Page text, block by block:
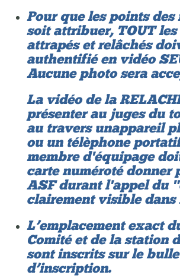
Pour que les points des
soit attribuer, TOUT
attrapés et relâchés
authentifié en vidéo
Aucune photo sera
La vidéo de la
présenter au juges du
au travers un appareil
ou un télèphone
membre d'équipage
carte numéroté donner
ASF durant l'appel du
clairement visible dans
L’emplacement exact
Comité et de la station
sont inscrits sur le
d’inscription.